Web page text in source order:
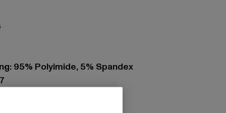
95% Polyimide, 5% Spandex
GmbH |